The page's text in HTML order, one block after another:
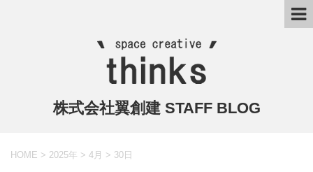
株式会社翼創建 STAFF BLOG
HOME > 2025年 > 4月 > 30日